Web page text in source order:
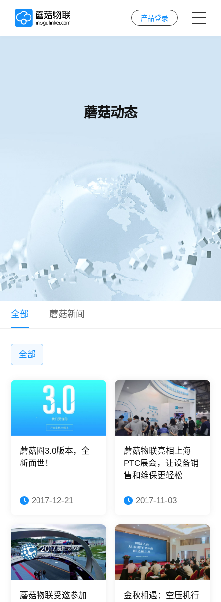
常见问题
产品登录
蘑菇动态
全部 蘑菇新闻
全部
蘑菇圈3.0版本，全
新面世！
2017-12-21
蘑菇物联亮相上海
PTC展会，让设备销
售和维保更轻松
2017-11-03
蘑菇物联受邀参加
金秋相遇：空压机行